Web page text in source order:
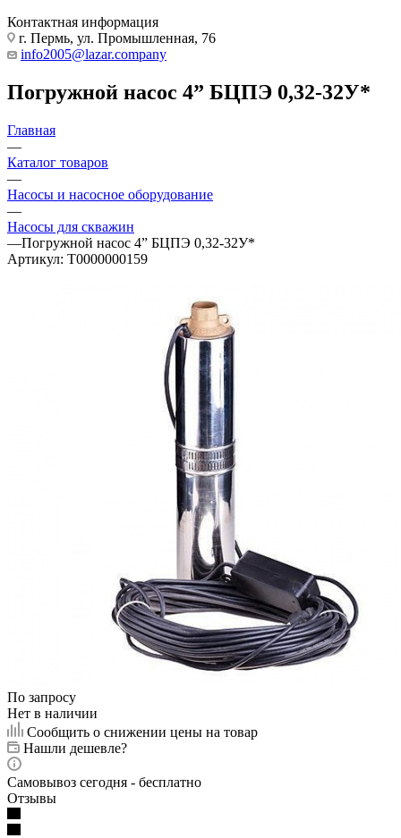
Контактная информация
г. Пермь, ул. Промышленная, 76
info2005@lazar.company
Погружной насос 4” БЦПЭ 0,32-32У*
Главная
—
Каталог товаров
—
Насосы и насосное оборудование
—
Насосы для скважин
—Погружной насос 4” БЦПЭ 0,32-32У*
Артикул: Т0000000159
По запросу
Нет в наличии
Сообщить о снижении цены на товар
Нашли дешевле?
Самовывоз сегодня - бесплатно
Отзывы